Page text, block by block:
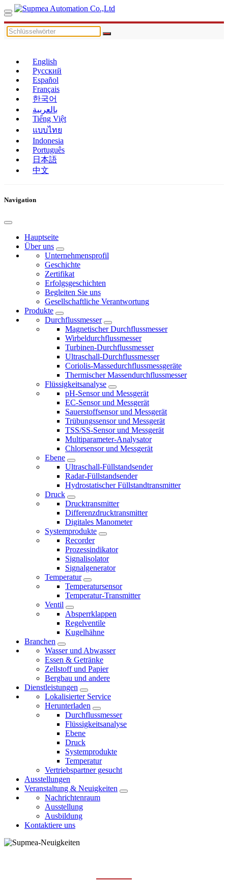
English
Русский
Español
Français
한국어
بالعربية
Tiếng Việt
แบบไทย
Indonesia
Português
日本語
中文
Navigation
Hauptseite
Über uns
Unternehmensprofil
Geschichte
Zertifikat
Erfolgsgeschichten
Begleiten Sie uns
Gesellschaftliche Verantwortung
Produkte
Durchflussmesser
Magnetischer Durchflussmesser
Wirbeldurchflussmesser
Turbinen-Durchflussmesser
Ultraschall-Durchflussmesser
Coriolis-Massedurchflussmessgeräte
Thermischer Massendurchflussmesser
Flüssigkeitsanalyse
pH-Sensor und Messgerät
EC-Sensor und Messgerät
Sauerstoffsensor und Messgerät
Trübungssensor und Messgerät
TSS/SS-Sensor und Messgerät
Multiparameter-Analysator
Chlorsensor und Messgerät
Ebene
Ultraschall-Füllstandsender
Radar-Füllstandsender
Hydrostatischer Füllstandtransmitter
Druck
Drucktransmitter
Differenzdrucktransmitter
Digitales Manometer
Systemprodukte
Recorder
Prozessindikator
Signalisolator
Signalgenerator
Temperatur
Temperatursensor
Temperatur-Transmitter
Ventil
Absperrklappen
Regelventile
Kugelhähne
Branchen
Wasser und Abwasser
Essen & Getränke
Zellstoff und Papier
Bergbau und andere
Dienstleistungen
Lokalisierter Service
Herunterladen
Durchflussmesser
Flüssigkeitsanalyse
Ebene
Druck
Systemprodukte
Temperatur
Vertriebspartner gesucht
Ausstellungen
Veranstaltung & Neuigkeiten
Nachrichtenraum
Ausstellung
Ausbildung
Kontaktiere uns